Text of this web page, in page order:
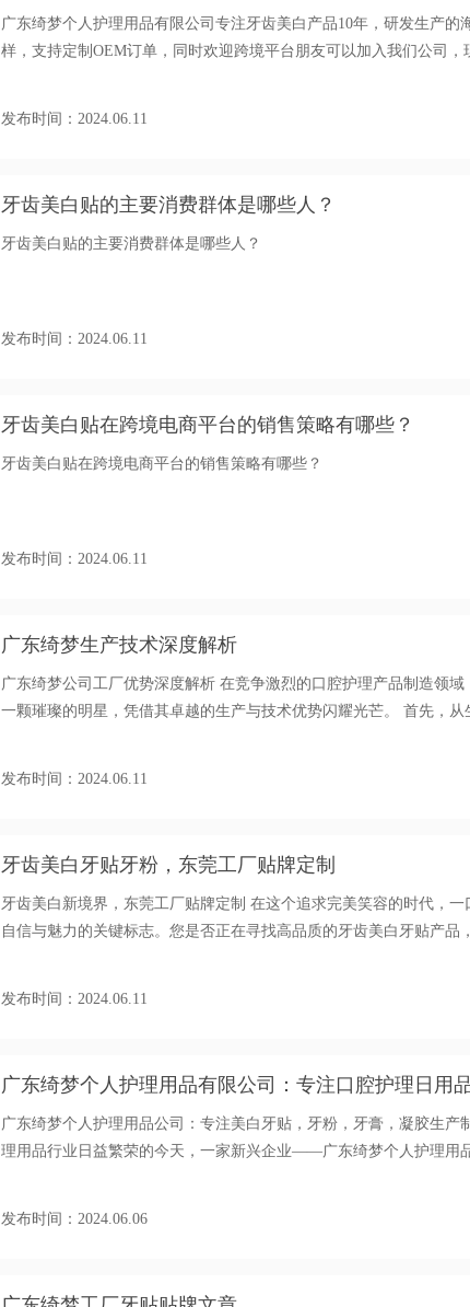
广东绮梦个人护理用品有限公司专注牙齿美白产品10年，研发生产的
样，支持定制OEM订单，同时欢迎跨境平台朋友可以加入我们公司，
发布时间：2024.06.11
牙齿美白贴的主要消费群体是哪些人？
牙齿美白贴的主要消费群体是哪些人？
发布时间：2024.06.11
牙齿美白贴在跨境电商平台的销售策略有哪些？
牙齿美白贴在跨境电商平台的销售策略有哪些？
发布时间：2024.06.11
广东绮梦生产技术深度解析
广东绮梦公司工厂优势深度解析 在竞争激烈的口腔护理产品制造领
一颗璀璨的明星，凭借其卓越的生产与技术优势闪耀光芒。 首先，从
发布时间：2024.06.11
牙齿美白牙贴牙粉，东莞工厂贴牌定制
牙齿美白新境界，东莞工厂贴牌定制 在这个追求完美笑容的时代，
自信与魅力的关键标志。您是否正在寻找高品质的牙齿美白牙贴产品
发布时间：2024.06.11
广东绮梦个人护理用品有限公司：专注口腔护理日用
制
广东绮梦个人护理用品公司：专注美白牙贴，牙粉，牙膏，凝胶生产
理用品行业日益繁荣的今天，一家新兴企业——广东绮梦个人护理用
发布时间：2024.06.06